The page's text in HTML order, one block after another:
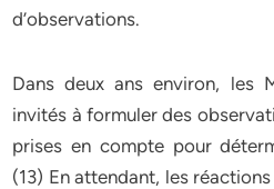
d’observations.
Dans deux ans environ, les
invités à formuler des
prises en compte pour
(13) En attendant, les